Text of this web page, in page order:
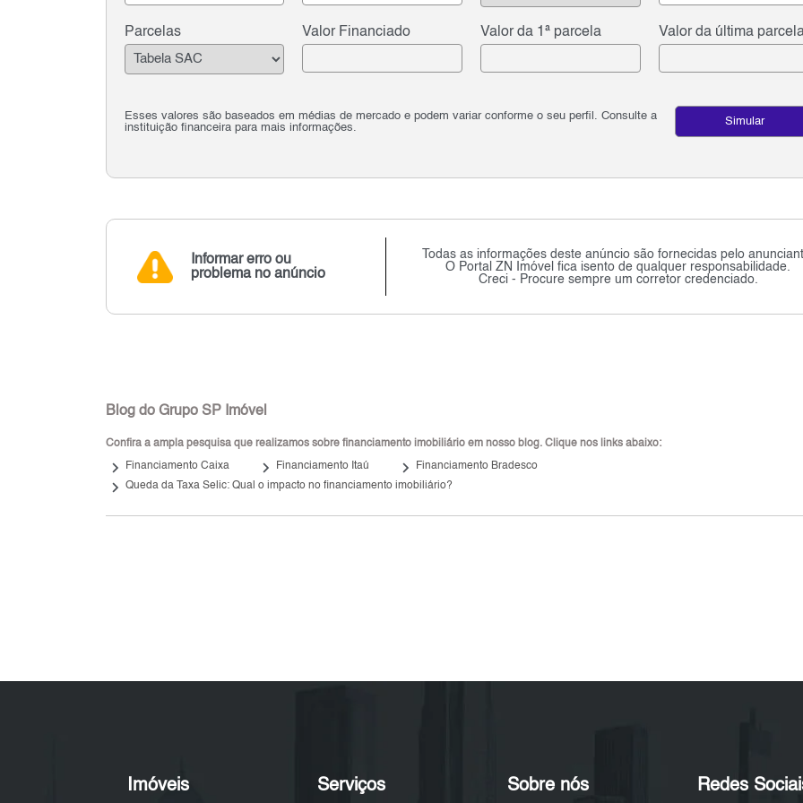
Parcelas Valor Financiado Valor da 1ª parcela Valor da última
Esses valores são baseados em médias de mercado e podem variar conforme o seu perfil. Consulte a
instituição financeira para mais informações.
Simular
Informar erro ou
problema no anúncio
Todas as informações deste anúncio são fornecidas pelo
O Portal ZN Imóvel fica isento de qualquer responsabilidade.
Creci - Procure sempre um corretor credenciado.
Blog do Grupo SP Imóvel
Confira a ampla pesquisa que realizamos sobre financiamento imobiliário em nosso blog. Clique nos links abaixo:
keyboard_arrow_right Financiamento Caixa keyboard_arrow_right Financiamento Itaú keyboard_arrow_right Financiamento Bradesco
keyboard_arrow_right Queda da Taxa Selic: Qual o impacto no financiamento imobiliário?
Imóveis Serviços Sobre nós Redes